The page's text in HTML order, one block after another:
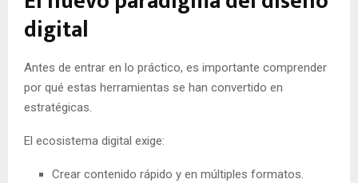
digital
Antes de entrar en lo práctico, es importante comprender
por qué estas herramientas se han convertido en
estratégicas.
El ecosistema digital exige:
Crear contenido rápido y en múltiples formatos.